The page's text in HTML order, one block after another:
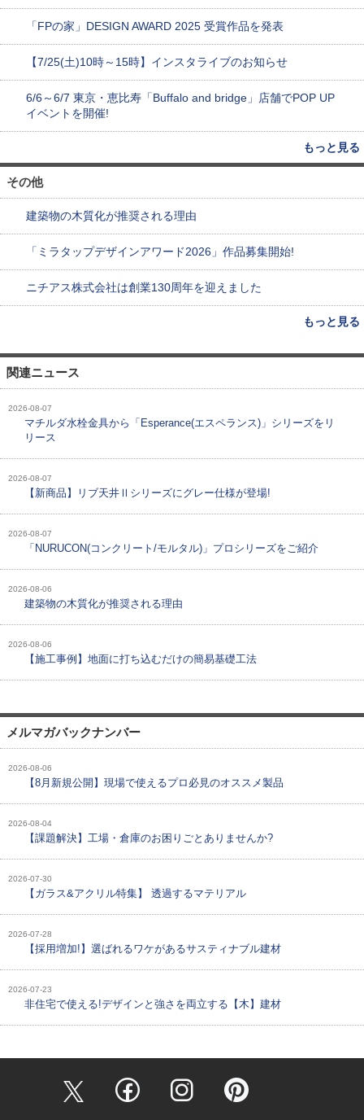
「FPの家」DESIGN AWARD 2025 受賞作品を発表
【7/25(土)10時～15時】インスタライブのお知らせ
6/6～6/7 東京・恵比寿「Buffalo and bridge」店舗でPOP UP
イベントを開催!
もっと見る
その他
建築物の木質化が推奨される理由
「ミラタップデザインアワード2026」作品募集開始!
ニチアス株式会社は創業130周年を迎えました
もっと見る
関連ニュース
2026-08-07
マチルダ水栓金具から「Esperance(エスペランス)」シリーズをリ
リース
2026-08-07
【新商品】リブ天井Ⅱシリーズにグレー仕様が登場!
2026-08-07
「NURUCON(コンクリート/モルタル)」プロシリーズをご紹介
2026-08-06
建築物の木質化が推奨される理由
2026-08-06
【施工事例】地面に打ち込むだけの簡易基礎工法
メルマガバックナンバー
2026-08-06
【8月新規公開】現場で使えるプロ必見のオススメ製品
2026-08-04
【課題解決】工場・倉庫のお困りごとありませんか?
2026-07-30
【ガラス&アクリル特集】 透過するマテリアル
2026-07-28
【採用増加!】選ばれるワケがあるサスティナブル建材
2026-07-23
非住宅で使える!デザインと強さを両立する【木】建材